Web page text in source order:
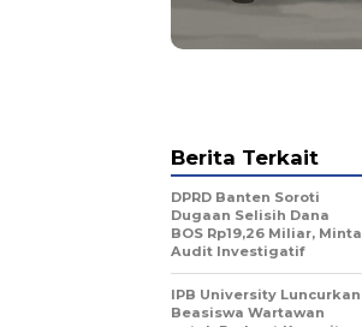
Berita Terkait
DPRD Banten Soroti
Dugaan Selisih Dana
BOS Rp19,26 Miliar, Minta
Audit Investigatif
IPB University Luncurkan
Beasiswa Wartawan